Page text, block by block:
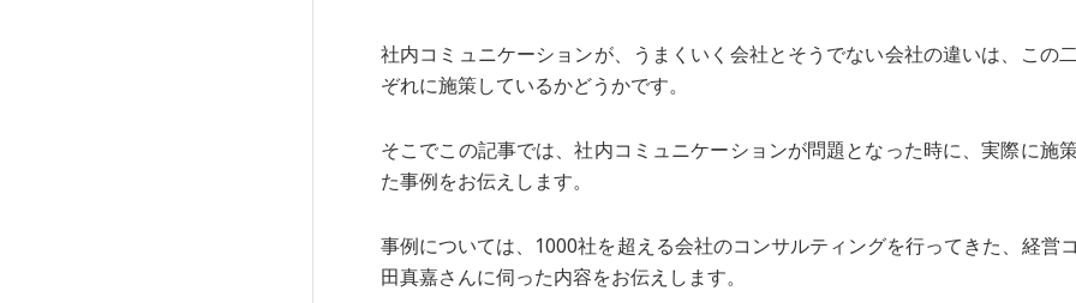
社内コミュニケーションが、うまくいく会社とそうでない会社の違いは、この
ぞれに施策しているかどうかです。
そこでこの記事では、社内コミュニケーションが問題となった時に、実際に施
た事例をお伝えします。
事例については、1000社を超える会社のコンサルティングを行ってきた、経営
田真嘉さんに伺った内容をお伝えします。